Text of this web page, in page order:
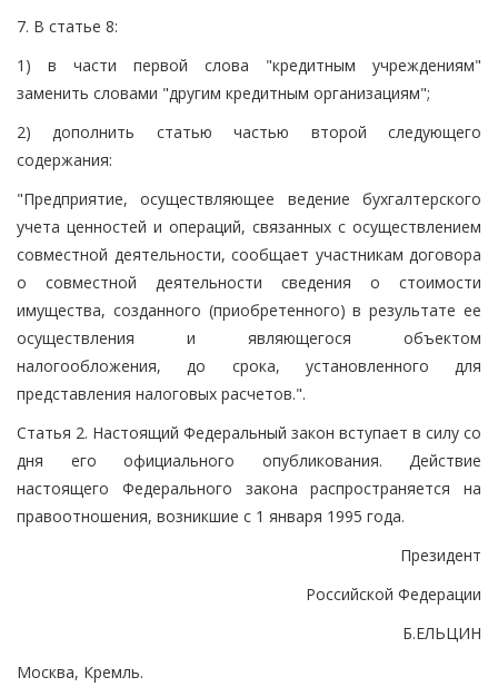
7. В статье 8:
1) в части первой слова "кредитным учреждениям"
заменить словами "другим кредитным организациям";
2) дополнить статью частью второй следующего
содержания:
"Предприятие, осуществляющее ведение бухгалтерского
учета ценностей и операций, связанных с осуществлением
совместной деятельности, сообщает участникам договора
о совместной деятельности сведения о стоимости
имущества, созданного (приобретенного) в результате ее
осуществления и являющегося объектом
налогообложения, до срока, установленного для
представления налоговых расчетов.".
Статья 2. Настоящий Федеральный закон вступает в силу со
дня его официального опубликования. Действие
настоящего Федерального закона распространяется на
правоотношения, возникшие с 1 января 1995 года.
Президент
Российской Федерации
Б.ЕЛЬЦИН
Москва, Кремль.